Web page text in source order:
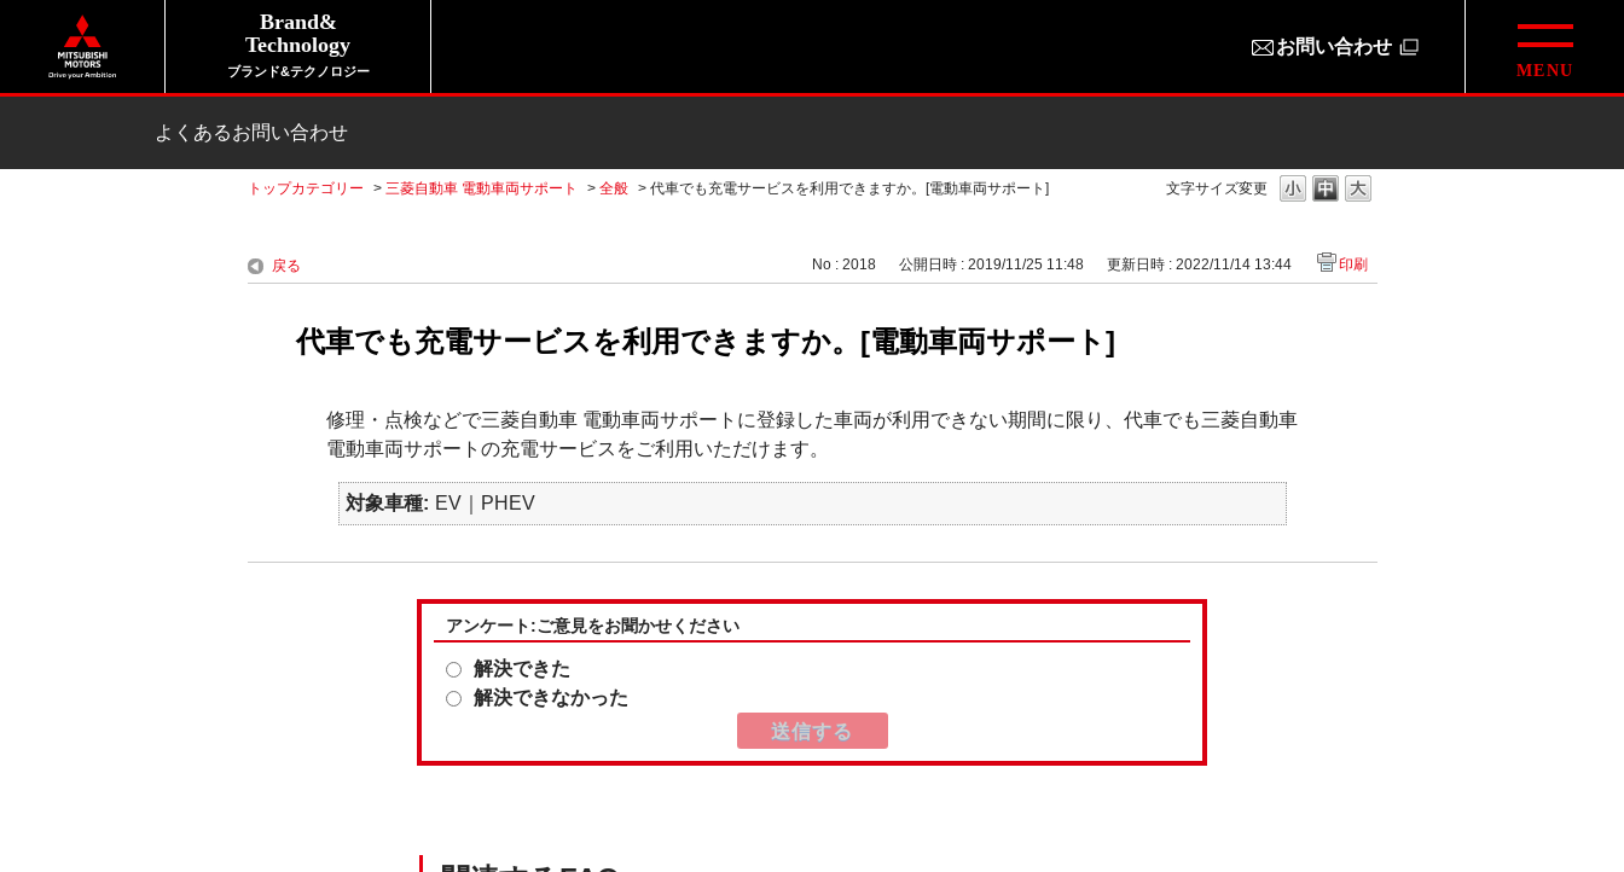
Brand&
Technology
ブランド&テクノロジー
お問い合わせ
よくあるお問い合わせ
文字サイズ変更
トップカテゴリー > 三菱自動車 電動車両サポート > 全般 > 代車でも充電サービスを利用できますか。[電動車両サポート]
戻る No : 2018 公開日時 : 2019/11/25 11:48 更新日時 : 2022/11/14 13:44 印刷
代車でも充電サービスを利用できますか。[電動車両サポート]
修理・点検などで三菱自動車 電動車両サポートに登録した車両が利用できない期間に限り、代車でも三菱自動車
電動車両サポートの充電サービスをご利用いただけます。
対象車種 EV｜PHEV
アンケート:ご意見をお聞かせください
解決できた
解決できなかった